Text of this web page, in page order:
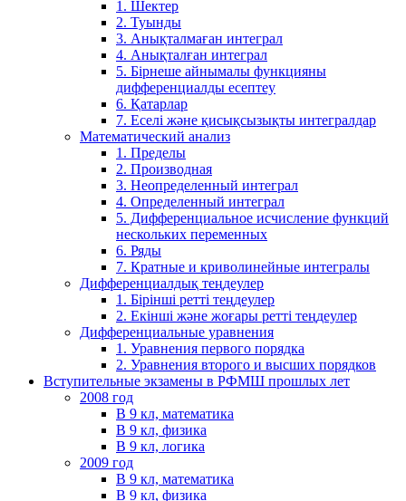
1. Шектер
2. Туынды
3. Анықталмаған интеграл
4. Анықталған интеграл
5. Бірнеше айнымалы функцияны
дифференциалды есептеу
6. Қатарлар
7. Еселі және қисықсызықты интегралдар
Математический анализ
1. Пределы
2. Производная
3. Неопределенный интеграл
4. Определенный интеграл
5. Дифференциальное исчисление функций
нескольких переменных
6. Ряды
7. Кратные и криволинейные интегралы
Дифференциалдық теңдеулер
1. Бірінші ретті теңдеулер
2. Екінші және жоғары ретті теңдеулер
Дифференциальные уравнения
1. Уравнения первого порядка
2. Уравнения второго и высших порядков
Вступительные экзамены в РФМШ прошлых лет
2008 год
В 9 кл, математика
В 9 кл, физика
В 9 кл, логика
2009 год
В 9 кл, математика
В 9 кл, физика